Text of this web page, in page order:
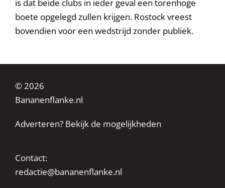
is dat beide clubs in ieder geval een torenhoge
boete opgelegd zullen krijgen. Rostock vreest
bovendien voor een wedstrijd zonder publiek.
© 2026
Bananenflanke.nl
Adverteren? Bekijk de mogelijkheden
Contact:
redactie@bananenflanke.nl